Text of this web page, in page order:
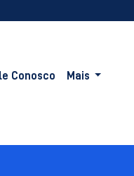
Conosco Mais